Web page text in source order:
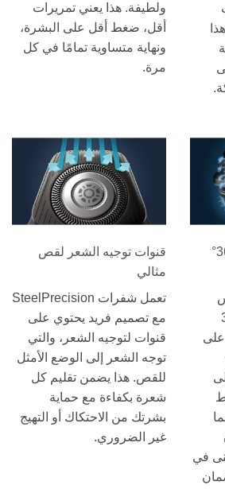
ولطيفة. هذا يعني تمريرات
أقل، ضغط أقل على البشرة،
ونهاية متساوية تمامًا في كل
مرة.
رؤوس قابلة للانحناء 360°
في
قنوات توجيه الشعر لقص
مثالي
تعمل شفرات SteelPrecision
مع تصميم فريد يحتوي على
قنوات لتوجيه الشعر، والتي
توجه الشعر إلى الوضع الأمثل
للقص. هذا يضمن تقليم كل
شعرة بكفاءة مع حماية
بشرتك من الاحتكاك أو التهيج
غير الضروري.